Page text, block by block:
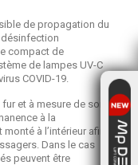
de propagation du
compact de
de lampes UV-C
COVID-19.
et à mesure de son
à la
à l’intérieur afin
Dans le cas
peuvent être